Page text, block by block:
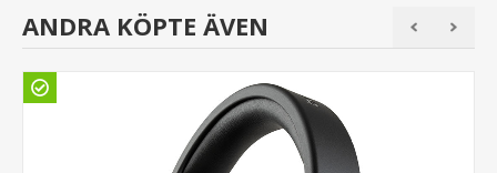
ANDRA KÖPTE ÄVEN